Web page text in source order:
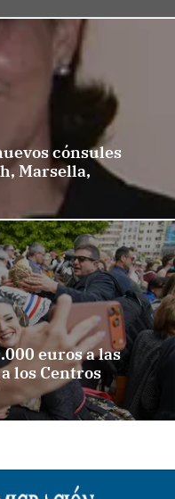
cónsules
Marsella,
euros a las
los Centros